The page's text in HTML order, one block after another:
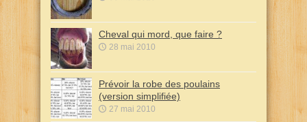
Cheval qui mord, que faire ?
28 mai 2010
Prévoir la robe des poulains
(version simplifiée)
27 mai 2010